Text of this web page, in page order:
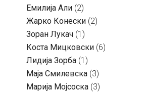
Емилија Али (2)
Жарко Конески (2)
Зоран Лукач (1)
Коста Мицковски (6)
Лидија Зорба (1)
Маја Смилевска (3)
Марија Мојсоска (3)